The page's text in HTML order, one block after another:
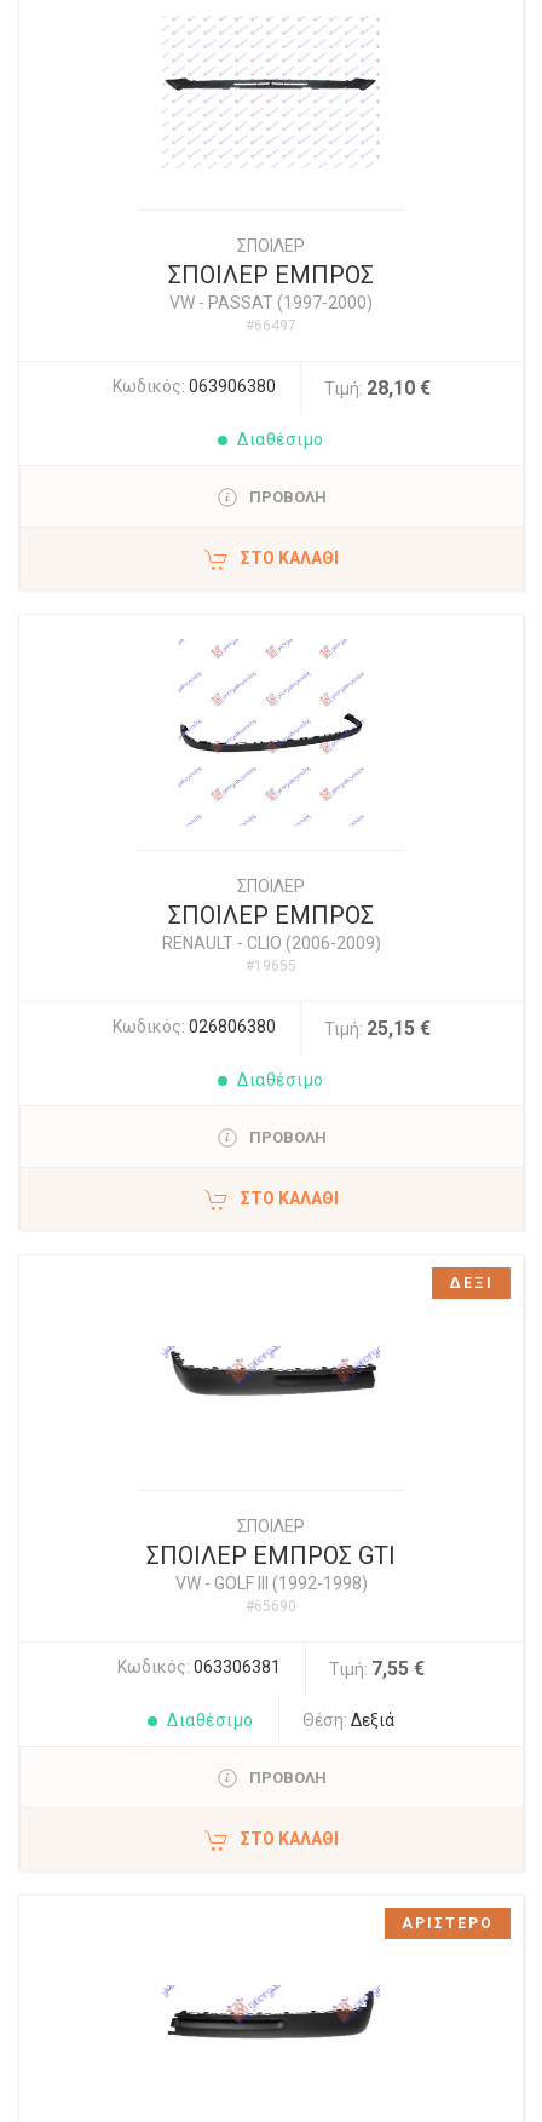
ΣΠΟΙΛΕΡ
ΣΠΟΙΛΕΡ ΕΜΠΡΟΣ
VW - PASSAT (1997-2000)
#66497
Κωδικός: 063906380 Τιμή: 28,10 €
Διαθέσιμο
ΠΡΟΒΟΛΗ
ΣΤΟ ΚΑΛΆΘΙ
ΣΠΟΙΛΕΡ
ΣΠΟΙΛΕΡ ΕΜΠΡΟΣ
RENAULT- CLIO (2006-2009)
#19655
Κωδικός: 026806380 Τιμή: 25,15 €
Διαθέσιμο
ΠΡΟΒΟΛΗ
ΣΤΟ ΚΑΛΆΘΙ
ΣΠΟΙΛΕΡ
ΣΠΟΙΛΕΡ ΕΜΠΡΟΣ GTI
VW- GOLF III (1992-1998)
#65690
Κωδικός: 063306381 Τιμή: 7,55 €
Διαθέσιμο Θέση: Δεξιά
ΠΡΟΒΟΛΗ
ΣΤΟ ΚΑΛΆΘΙ
ΔΕΞΙ
ΑΡΙΣΤΕΡΟ